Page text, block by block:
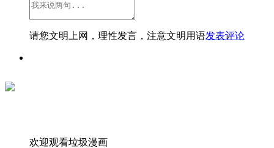
请您文明上网，理性发言，注意文明用语发表评论
欢迎观看垃圾漫画